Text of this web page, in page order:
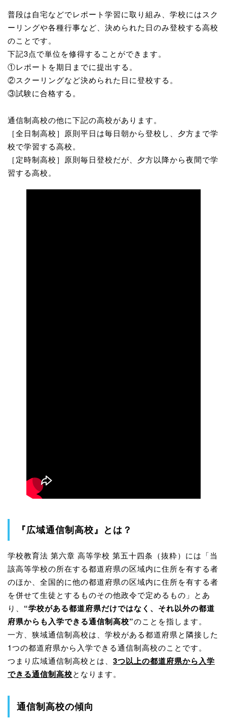
普段は自宅などでレポート学習に取り組み、学校にはスク
ーリングや各種行事など、決められた日のみ登校する高校
のことです。
下記3点で単位を修得することができます。
①レポートを期日までに提出する。
②スクーリングなど決められた日に登校する。
③試験に合格する。
通信制高校の他に下記の高校があります。
［全日制高校］原則平日は毎日朝から登校し、夕方まで学
校で学習する高校。
［定時制高校］原則毎日登校だが、夕方以降から夜間で学
習する高校。
『広域通信制高校』とは？
学校教育法 第六章 高等学校 第五十四条（抜粋）には「当
該高等学校の所在する都道府県の区域内に住所を有する者
のほか、全国的に他の都道府県の区域内に住所を有する者
を併せて生徒とするものその他政令で定めるもの」とあ
り、 “学校がある都道府県だけではなく、それ以外の都道
府県からも入学できる通信制高校”のことを指します。
一方、狭域通信制高校は、学校がある都道府県と隣接した
1つの都道府県から入学できる通信制高校のことです。
つまり広域通信制高校とは、 3つ以上の都道府県から入学
できる通信制高校となります。
通信制高校の傾向